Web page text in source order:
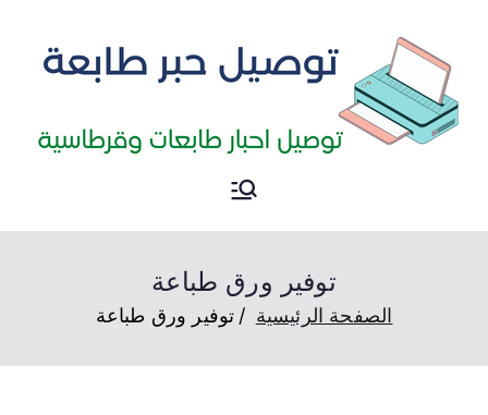
حبر طابعة
توصيل حبر طابعات الكويت
توفير ورق طباعة
الصفحة الرئيسية توفير ورق طباعة